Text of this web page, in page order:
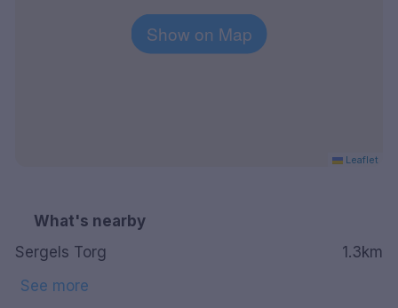
Show on Map
Leaflet
What's nearby
Sergels Torg
1.3km
See more